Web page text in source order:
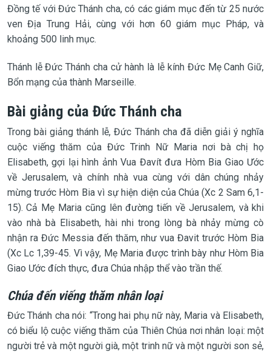
Đồng tế với Đức Thánh cha, có các giám mục đến từ 25 nước
ven Địa Trung Hải, cùng với hơn 60 giám mục Pháp, và
khoảng 500 linh mục.
Thánh lễ Đức Thánh cha cử hành là lễ kính Đức Mẹ Canh Giữ,
Bổn mạng của thành Marseille.
Bài giảng của Đức Thánh cha
Trong bài giảng thánh lễ, Đức Thánh cha đã diễn giải ý nghĩa
cuộc viếng thăm của Đức Trinh Nữ Maria nơi bà chị họ
Elisabeth, gợi lại hình ảnh Vua Đavít đưa Hòm Bia Giao Ước
về Jerusalem, và chính nhà vua cùng với dân chúng nhảy
mừng trước Hòm Bia vì sự hiện diện của Chúa (Xc 2 Sam 6,1-
15). Cả Mẹ Maria cũng lên đường tiến về Jerusalem, và khi
vào nhà bà Elisabeth, hài nhi trong lòng bà nhảy mừng cò
nhận ra Đức Messia đến thăm, như vua Đavit trước Hòm Bia
(Xc Lc 1,39-45. Vì vậy, Mẹ Maria được trình bày như Hòm Bia
Giao Ước đích thực, đưa Chúa nhập thể vào trần thế.
Chúa đến viếng thăm nhân loại
Đức Thánh cha nói: “Trong hai phụ nữ này, Maria và Elisabeth,
có biểu lộ cuộc viếng thăm của Thiên Chúa nơi nhân loại: một
người trẻ và một người già, một trinh nữ và một người son sẻ,